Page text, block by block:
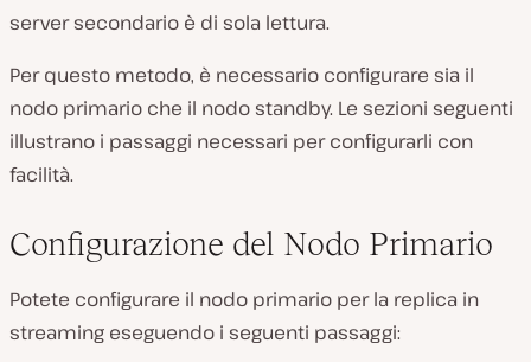
server secondario è di sola lettura.
Per questo metodo, è necessario configurare sia il
nodo primario che il nodo standby. Le sezioni seguenti
illustrano i passaggi necessari per configurarli con
facilità.
Configurazione del Nodo Primario
Potete configurare il nodo primario per la replica in
streaming eseguendo i seguenti passaggi: